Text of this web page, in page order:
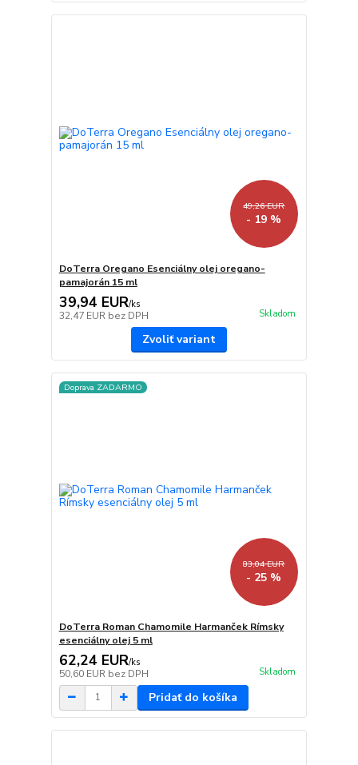
49,26 EUR
- 19 %
DoTerra Oregano Esenciálny olej oregano-
pamajorán 15 ml
39,94 EUR/ks
32,47 EUR bez DPH Skladom
Zvoliť variant
Doprava ZADARMO
83,04 EUR
- 25 %
DoTerra Roman Chamomile Harmanček Rímsky
esenciálny olej 5 ml
62,24 EUR/ks
50,60 EUR bez DPH Skladom
Pridať do košíka